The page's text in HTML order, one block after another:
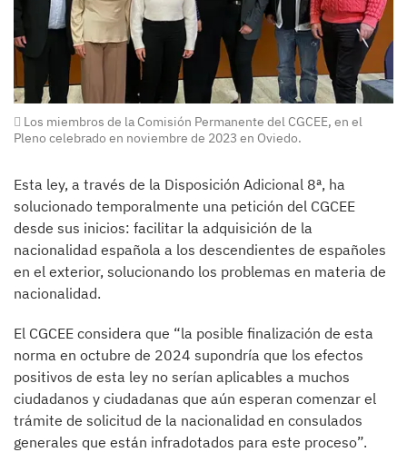
Los miembros de la Comisión Permanente del CGCEE, en el
Pleno celebrado en noviembre de 2023 en Oviedo.
Esta ley, a través de la Disposición Adicional 8ª, ha
solucionado temporalmente una petición del CGCEE
desde sus inicios: facilitar la adquisición de la
nacionalidad española a los descendientes de españoles
en el exterior, solucionando los problemas en materia de
nacionalidad.
El CGCEE considera que “la posible finalización de esta
norma en octubre de 2024 supondría que los efectos
positivos de esta ley no serían aplicables a muchos
ciudadanos y ciudadanas que aún esperan comenzar el
trámite de solicitud de la nacionalidad en consulados
generales que están infradotados para este proceso”.